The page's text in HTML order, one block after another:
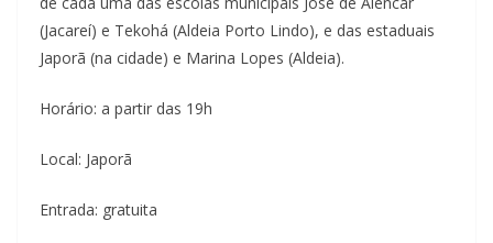
(Jacareí) e Tekohá (Aldeia Porto Lindo), e das estaduais
Japorã (na cidade) e Marina Lopes (Aldeia).
Horário: a partir das 19h
Local: Japorã
Entrada: gratuita